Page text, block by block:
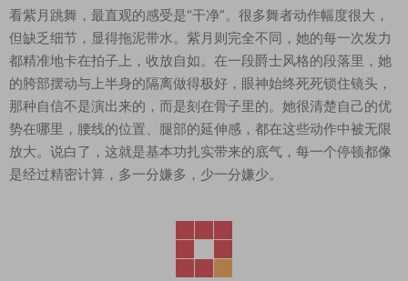
看紫月跳舞，最直观的感受是“干净”。很多舞者动作幅度很大，
但缺乏细节，显得拖泥带水。紫月则完全不同，她的每一次发力
都精准地卡在拍子上，收放自如。在一段爵士风格的段落里，她
的胯部摆动与上半身的隔离做得极好，眼神始终死死锁住镜头，
那种自信不是演出来的，而是刻在骨子里的。她很清楚自己的优
势在哪里，腰线的位置、腿部的延伸感，都在这些动作中被无限
放大。说白了，这就是基本功扎实带来的底气，每一个停顿都像
是经过精密计算，多一分嫌多，少一分嫌少。